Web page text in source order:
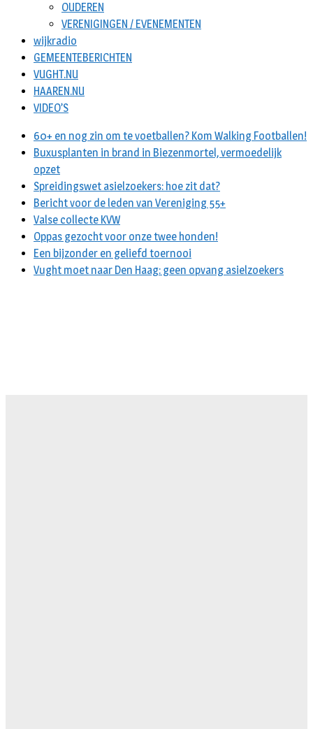
OUDEREN
VERENIGINGEN / EVENEMENTEN
wijkradio
GEMEENTEBERICHTEN
VUGHT.NU
HAAREN.NU
VIDEO’S
60+ en nog zin om te voetballen? Kom Walking Footballen!
Buxusplanten in brand in Biezenmortel, vermoedelijk
opzet
Spreidingswet asielzoekers: hoe zit dat?
Bericht voor de leden van Vereniging 55+
Valse collecte KVW
Oppas gezocht voor onze twee honden!
Een bijzonder en geliefd toernooi
Vught moet naar Den Haag: geen opvang asielzoekers